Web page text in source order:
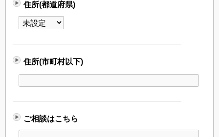
住所(都道府県)
住所(市町村以下)
ご相談はこちら